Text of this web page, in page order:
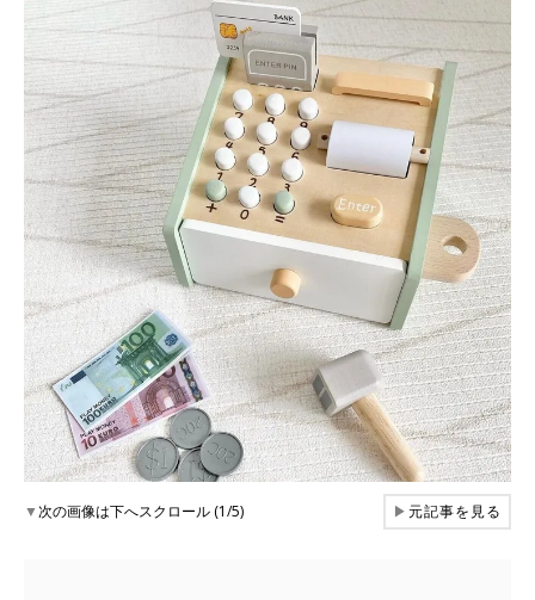
▼次の画像は下へスクロール (1/5) ▶元記事を見る